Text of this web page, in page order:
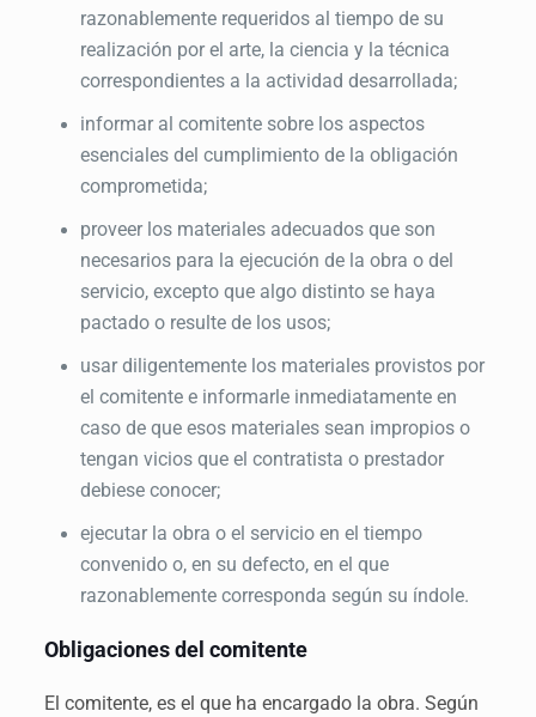
razonablemente requeridos al tiempo de su
realización por el arte, la ciencia y la técnica
correspondientes a la actividad desarrollada;
informar al comitente sobre los aspectos
esenciales del cumplimiento de la obligación
comprometida;
proveer los materiales adecuados que son
necesarios para la ejecución de la obra o del
servicio, excepto que algo distinto se haya
pactado o resulte de los usos;
usar diligentemente los materiales provistos por
el comitente e informarle inmediatamente en
caso de que esos materiales sean impropios o
tengan vicios que el contratista o prestador
debiese conocer;
ejecutar la obra o el servicio en el tiempo
convenido o, en su defecto, en el que
razonablemente corresponda según su índole.
Obligaciones del comitente
El comitente, es el que ha encargado la obra. Según